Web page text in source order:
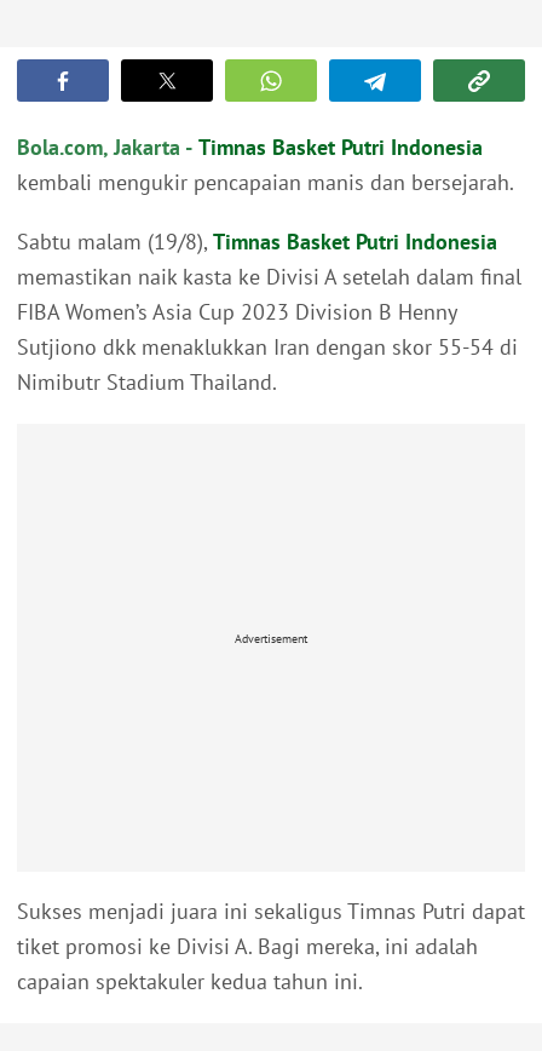
Bola.com, Jakarta - Timnas Basket Putri Indonesia
kembali mengukir pencapaian manis dan bersejarah.
Sabtu malam (19/8), Timnas Basket Putri Indonesia
memastikan naik kasta ke Divisi A setelah dalam final
FIBA Women’s Asia Cup 2023 Division B Henny
Sutjiono dkk menaklukkan Iran dengan skor 55-54 di
Nimibutr Stadium Thailand.
Advertisement
Sukses menjadi juara ini sekaligus Timnas Putri dapat
tiket promosi ke Divisi A. Bagi mereka, ini adalah
capaian spektakuler kedua tahun ini.